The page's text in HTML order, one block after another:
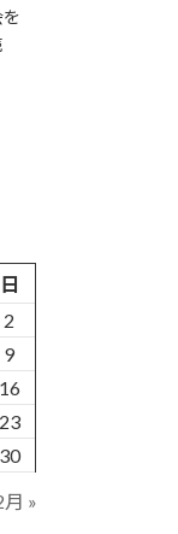
日
2
9
16
23
30
月 »